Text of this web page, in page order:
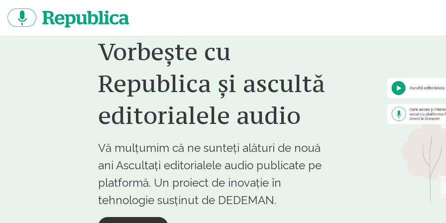
continut
Vorbește cu
Republica și ascultă
editorialele audio
Vă mulțumim că ne sunteți alături de nouă
ani Ascultați editorialele audio publicate pe
platformă. Un proiect de inovație în
tehnologie susținut de DEDEMAN.